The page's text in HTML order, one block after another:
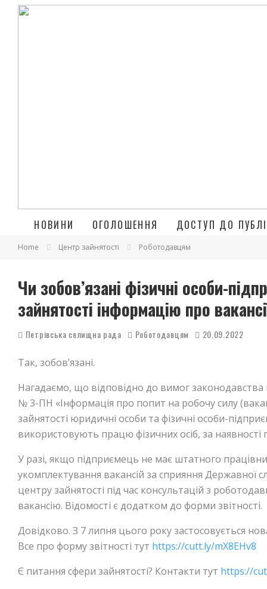
НОВИНИ ОГОЛОШЕННЯ ДОСТУП ДО
Home Центр зайнятості Роботодавцям
Чи зобов’язані фізичні особи-
зайнятості інформацію про
Петрівська селищна рада Роботодавцям 20.09.2022
Так, зобов’язані.
Нагадаємо, що відповідно до вимог законодавства
№ 3-ПН «Інформація про попит на робочу силу
зайнятості юридичні особи та фізичні особи-
використовують працю фізичних осіб, за наявності
У разі, якщо підприємець не має штатного
укомплектування вакансій за сприяння Державної
центру зайнятості під час консультацій з
вакансію. Відомості є додатком до форми звітності.
Довідково. З 7 липня цього року застосовується
Все про форму звітності тут https://cutt.ly/mX8EHv8
Є питання сфери зайнятості? Контакти тут https://